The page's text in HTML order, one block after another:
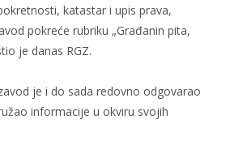
katastar i upis prava,
pokreće rubriku „Građanin pita,
je danas RGZ.
je i do sada redovno odgovarao
informacije u okviru svojih